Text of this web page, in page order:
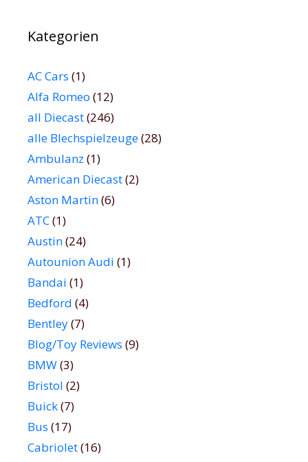
Kategorien
AC Cars (1)
Alfa Romeo (12)
all Diecast(246)
alle Blechspielzeuge(28)
Ambulanz (1)
American Diecast(2)
Aston Martin(6)
ATC(1)
Austin(24)
Autounion Audi (1)
Bandai (1)
Bedford (4)
Bentley(7)
Blog/Toy Reviews (9)
BMW(3)
Bristol (2)
Buick(7)
Bus (17)
Cabriolet(16)